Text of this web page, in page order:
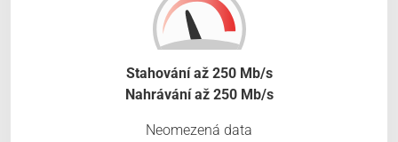
Stahování až 250 Mb/s
Nahrávání až 250 Mb/s
Neomezená data